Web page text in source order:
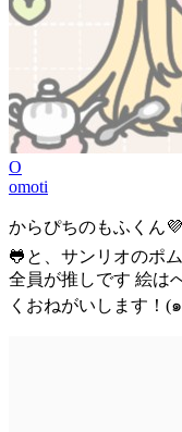
O
omoti
からぴちのもふくん
🐸と、サンリオのポム
全員が推しです 絵は
くおねがいします！(